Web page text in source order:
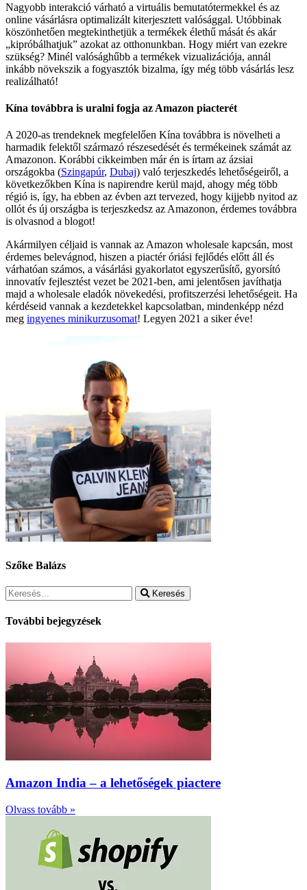
Nagyobb interakció várható a virtuális bemutatótermekkel és az
online vásárlásra optimalizált kiterjesztett valósággal. Utóbbinak
köszönhetően megtekinthetjük a termékek élethű mását és akár
„kipróbálhatjuk” azokat az otthonunkban. Hogy miért van ezekre
szükség? Minél valósághűbb a termékek vizualizációja, annál
inkább növekszik a fogyasztók bizalma, így még több vásárlás lesz
realizálható!
Kína továbbra is uralni fogja az Amazon piacterét
A 2020-as trendeknek megfelelően Kína továbbra is növelheti a
harmadik felektől származó részesedését és termékeinek számát az
Amazonon. Korábbi cikkeimben már én is írtam az ázsiai
országokba (Szingapúr, Dubaj) való terjeszkedés lehetőségeiről, a
következőkben Kína is napirendre kerül majd, ahogy még több
régió is, így, ha ebben az évben azt tervezed, hogy kijjebb nyitod az
ollót és új országba is terjeszkedsz az Amazonon, érdemes továbbra
is olvasnod a blogot!
Akármilyen céljaid is vannak az Amazon wholesale kapcsán, most
érdemes belevágnod, hiszen a piactér óriási fejlődés előtt áll és
várhatóan számos, a vásárlási gyakorlatot egyszerűsítő, gyorsító
innovatív fejlesztést vezet be 2021-ben, ami jelentősen javíthatja
majd a wholesale eladók növekedési, profitszerzési lehetőségeit. Ha
kérdéseid vannak a kezdetekkel kapcsolatban, mindenképp nézd
meg ingyenes minikurzusomat! Legyen 2021 a siker éve!
Szőke Balázs
Keresés
További bejegyzések
Amazon India – a lehetőségek piactere
Olvass tovább »